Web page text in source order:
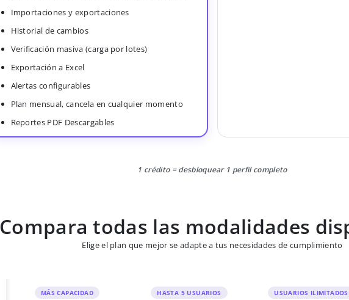
Importaciones y exportaciones
Historial de cambios
Verificación masiva (carga por lotes)
Exportación a Excel
Alertas configurables
Plan mensual, cancela en cualquier momento
Reportes PDF Descargables
1 crédito = desbloquear 1 perfil completo
Compara todas las modalidades
Elige el plan que mejor se adapte a tus necesidades de cumplimiento
MÁS CAPACIDAD HASTA 5 USUARIOS USUARIOS ILIMITADOS